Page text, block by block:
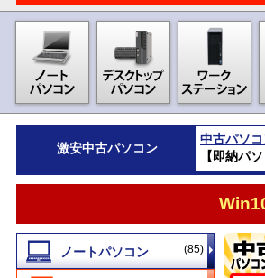
激安中古パソコン
中古パソ
【即納パ
(85)